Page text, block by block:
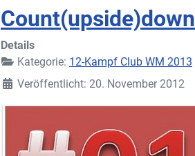
Count(upside)down
Details
Kategorie: 12-Kampf Club WM 2013
Veröffentlicht: 20. November 2012